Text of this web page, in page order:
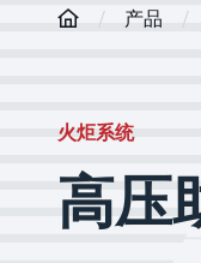
/ 产品 /
火炬系统
高压